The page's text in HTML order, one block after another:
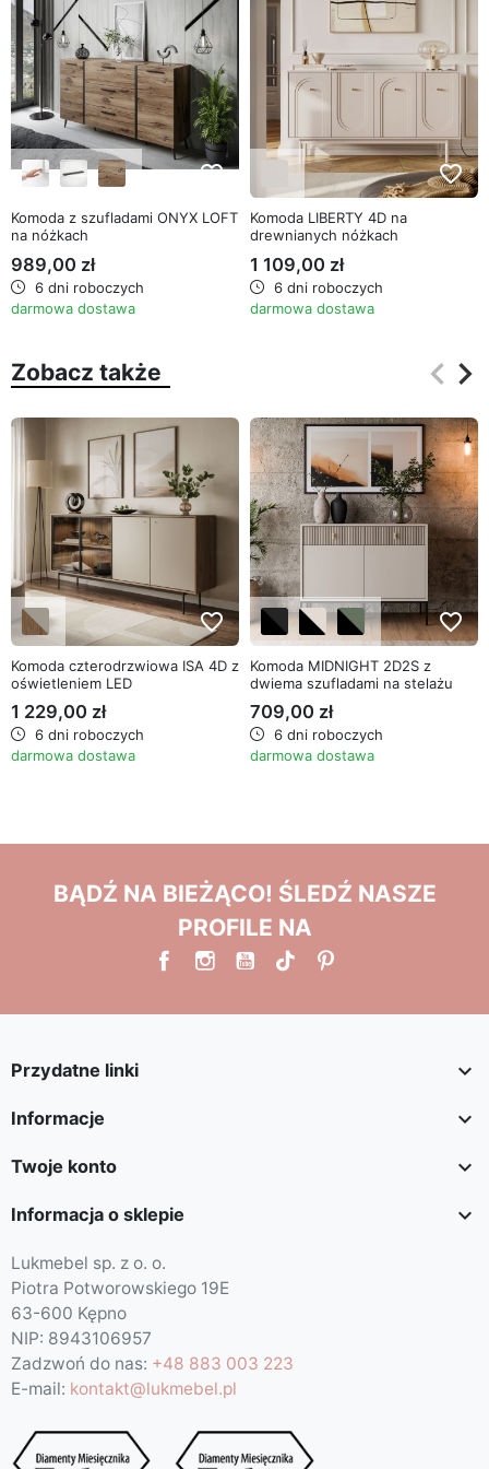
favorite_border
Komoda z szufladami ONYX LOFT
na nóżkach
989,00 zł
6 dni roboczych
darmowa dostawa
favorite_border
Komoda LIBERTY 4D na
drewnianych nóżkach
1 109,00 zł
6 dni roboczych
darmowa dostawa
Zobacz także keyboard_arrow_left
keyboard_arrow_right
favorite_border
Komoda czterodrzwiowa ISA 4D z
oświetleniem LED
1 229,00 zł
6 dni roboczych
darmowa dostawa
favorite_border
Komoda MIDNIGHT 2D2S z
dwiema szufladami na stelażu
709,00 zł
6 dni roboczych
darmowa dostawa
BĄDŹ NA BIEŻĄCO! ŚLEDŹ NASZE
PROFILE NA
Przydatne linki 
Informacje 
Twoje konto 
Informacja o sklepie 
Lukmebel sp. z o. o.
Piotra Potworowskiego 19E
63-600 Kępno
NIP: 8943106957
Zadzwoń do nas: +48 883 003 223
E-mail: kontakt@lukmebel.pl